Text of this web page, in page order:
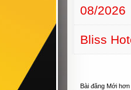
08/2026
Bliss
Bài đăng Mới hơn